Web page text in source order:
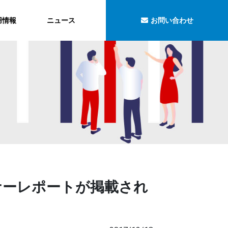
情報 ニュース お問い合わせ
レポートが掲載され